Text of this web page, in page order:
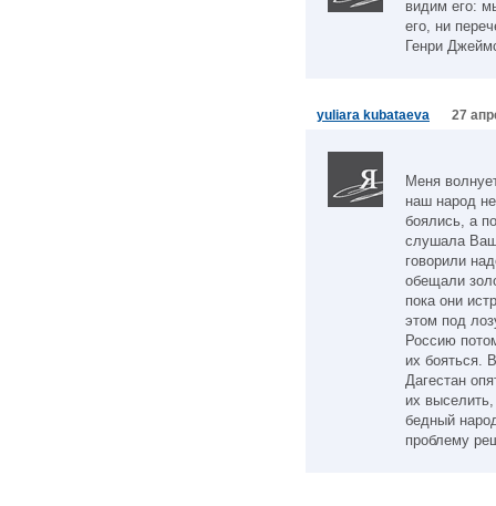
видим его:
его, ни
Генри
yuliara kubataeva 27
Меня
наш народ
боялись, а
слушала
говорили
обещали
пока они
этом под
Россию
их бояться.
Дагестан
их
бедный
проблему